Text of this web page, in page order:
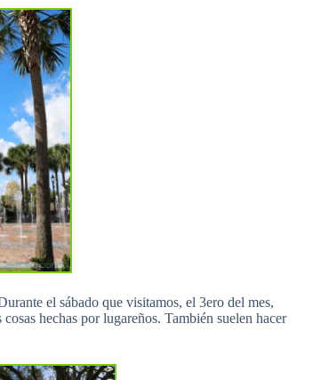
el sábado que visitamos, el 3ero del mes,
hechas por lugareños. También suelen hacer